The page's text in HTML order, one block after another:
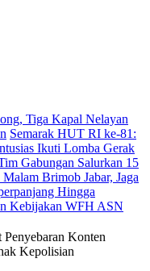
Tiga Kapal Nelayan
Semarak HUT RI ke-81:
Ikuti Lomba Gerak
Gabungan Salurkan 15
Brimob Jabar, Jaga
Hingga
Kebijakan WFH ASN
Konten
Kepolisian